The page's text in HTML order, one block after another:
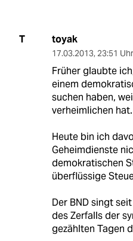
T toyak
17.03.2013, 23:51 Uhr
Früher glaubte
einem
suchen haben,
verheimlichen hat.
Heute bin ich
Geheimdienste
demokratischen
überflüssige
Der BND singt
des Zerfalls der
gezählten Tagen